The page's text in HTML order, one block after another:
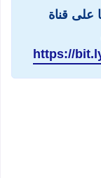
على قناة
https://